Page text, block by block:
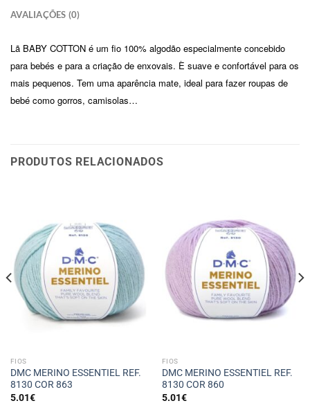
AVALIAÇÕES (0)
Lã BABY COTTON é um fio 100% algodão especialmente concebido
para bebés e para a criação de enxovais. È suave e confortável para os
mais pequenos. Tem uma aparência mate, ideal para fazer roupas de
bebé como gorros, camisolas…
PRODUTOS RELACIONADOS
FIOS
DMC MERINO ESSENTIEL REF.
8130 COR 863
5.01€
FIOS
DMC MERINO ESSENTIEL REF.
8130 COR 860
5.01€